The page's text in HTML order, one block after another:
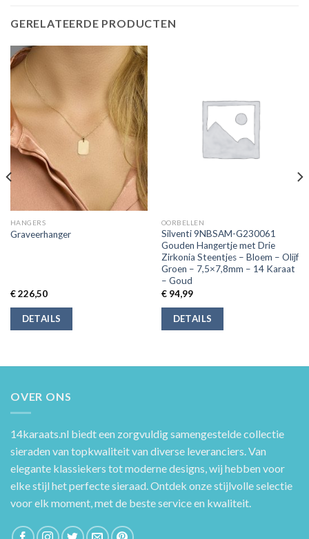
GERELATEERDE PRODUCTEN
HANGERS
Graveerhanger
€226,50
DETAILS
OORBELLEN
Silventi 9NBSAM-G230061
Gouden Hangertje met Drie
Zirkonia Steentjes – Bloem – Olijf
Groen – 7,5×7,8mm – 14 Karaat
– Goud
€94,99
DETAILS
OVER ONS
14karaats.nl biedt een zorgvuldig samengestelde collectie
sieraden van topkwaliteit van diverse leveranciers. Van
elegante klassiekers tot moderne designs, wij hebben voor
elke stijl het perfecte sieraad. Ontdek onze stijlvolle selectie
voor elk moment, met de beste service en kwaliteit.